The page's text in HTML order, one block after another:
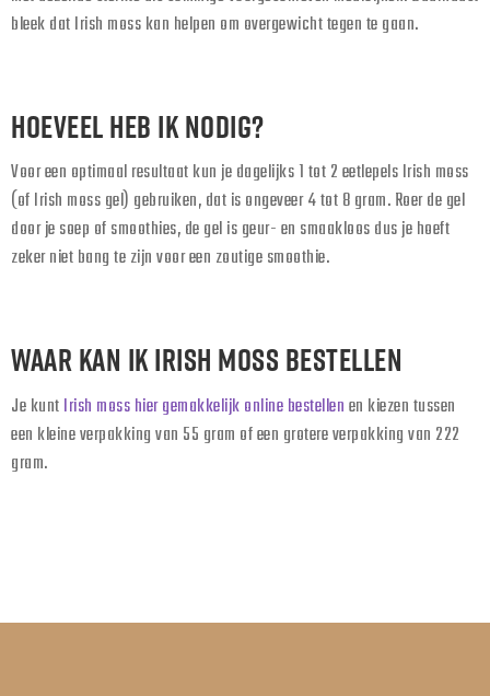
bleek dat Irish moss kan helpen om overgewicht tegen te gaan.
HOEVEEL HEB IK NODIG?
Voor een optimaal resultaat kun je dagelijks 1 tot 2 eetlepels Irish moss
(of Irish moss gel) gebruiken, dat is ongeveer 4 tot 8 gram. Roer de gel
door je soep of smoothies, de gel is geur- en smaakloos dus je hoeft
zeker niet bang te zijn voor een zoutige smoothie.
WAAR KAN IK IRISH MOSS BESTELLEN
Je kuntIrish moss hier gemakkelijk online bestellenen kiezen tussen
een kleine verpakking van 55 gram of een grotere verpakking van 222
gram.